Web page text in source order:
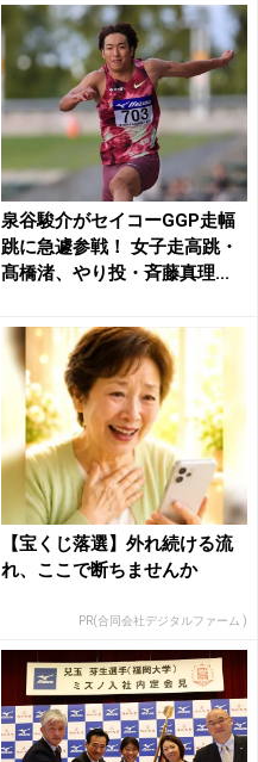
泉谷駿介がセイコーGGP走幅
跳に急遽参戦！ 女子走高跳・
髙橋渚、やり投・斉藤真理...
【宝くじ落選】外れ続ける流
れ、ここで断ちませんか
PR(合同会社デジタルファーム )